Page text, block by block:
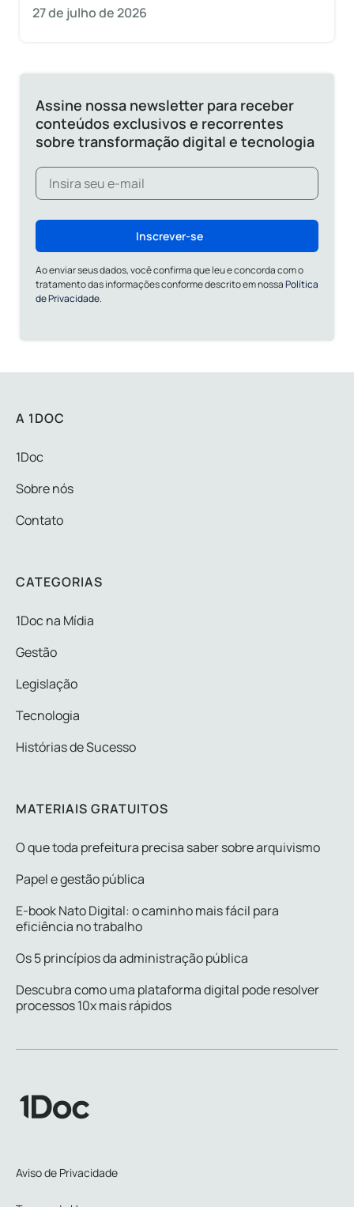
27 de julho de 2026
Assine nossa newsletter para receber
conteúdos exclusivos e recorrentes
sobre transformação digital e tecnologia
Inscrever-se
Ao enviar seus dados, você confirma que leu e concorda com o
tratamento das informações conforme descrito em nossaPolítica
de Privacidade.
A 1DOC
1Doc
Sobre nós
Contato
CATEGORIAS
1Doc na Mídia
Gestão
Legislação
Tecnologia
Histórias de Sucesso
MATERIAIS GRATUITOS
O que toda prefeitura precisa saber sobre arquivismo
Papel e gestão pública
E-book Nato Digital: o caminho mais fácil para
eficiência no trabalho
Os 5 princípios da administração pública
Descubra como uma plataforma digital pode resolver
processos 10x mais rápidos
Aviso de Privacidade